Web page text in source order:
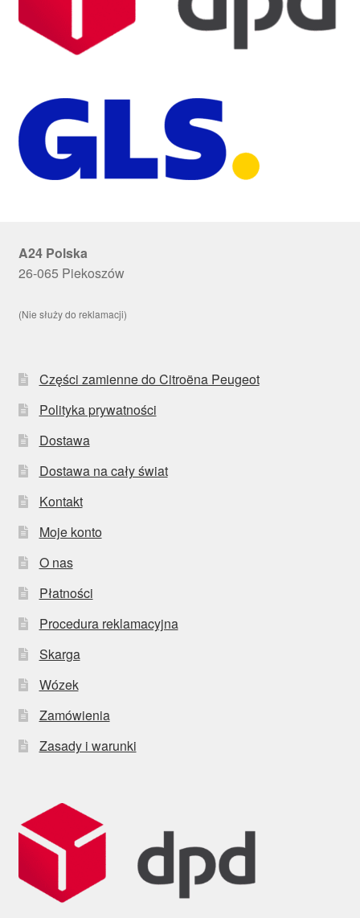
A24 Polska
26-065 Piekoszów
(Nie służy do reklamacji)
Części zamienne do Citroëna Peugeot
Polityka prywatności
Dostawa
Dostawa na cały świat
Kontakt
Moje konto
O nas
Płatności
Procedura reklamacyjna
Skarga
Wózek
Zamówienia
Zasady i warunki